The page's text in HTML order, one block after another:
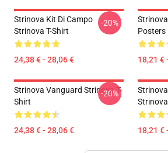
Strinova Kit Di Campo
Strinova T-Shirt
24,38 € - 28,06 €
-20%
Posters
18,21 €
Strinova Vanguard Strinova T-
Shirt
24,38 € - 28,06 €
-20%
18,21 €